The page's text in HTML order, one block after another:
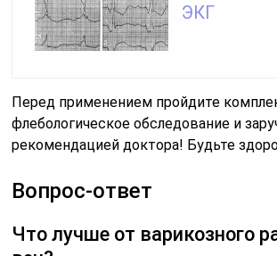
ЭКГ
Перед применением пройдите
флебологическое обследование и
рекомендацией доктора! Будьте
Вопрос-ответ
Что лучше от варикозного